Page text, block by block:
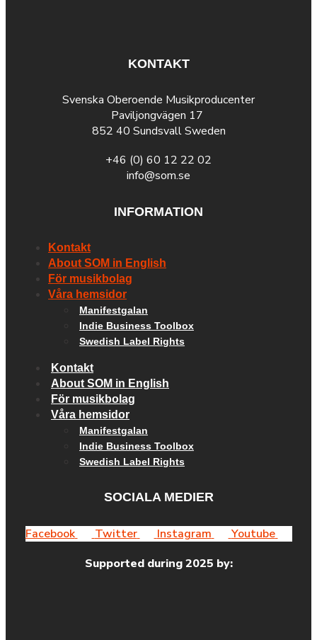
KONTAKT
Svenska Oberoende Musikproducenter
Paviljongvägen 17
852 40 Sundsvall Sweden
+46 (0) 60 12 22 02
info@som.se
INFORMATION
Kontakt
About SOM in English
För musikbolag
Våra hemsidor
Manifestgalan
Indie Business Toolbox
Swedish Label Rights
Kontakt
About SOM in English
För musikbolag
Våra hemsidor
Manifestgalan
Indie Business Toolbox
Swedish Label Rights
SOCIALA MEDIER
Facebook Twitter Instagram
Youtube
Supported during 2025 by: